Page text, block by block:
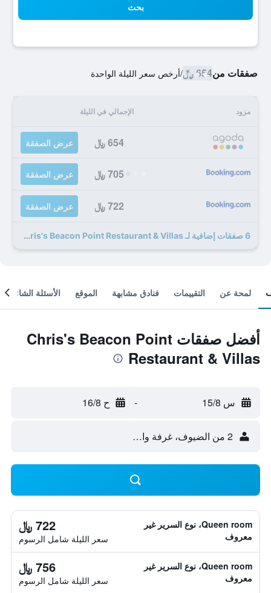
بحث
صفقات من654 ﷼ /أرخص سعر الليلة الواحدة
مزود الإجمالي في الليلة
654 ﷼ عرض الصفقة
705 ﷼ عرض الصفقة
722 ﷼ عرض الصفقة
6 صفقات إضافية لـ Chris's Beacon Point Restaurant & Villas
لمحة عن التقييمات فنادق مشابهة الموقع الأسئلة الشائعة
أفضل صفقات Chris's Beacon Point
Restaurant & Villas
س 15/8 - ح 16/8
2 من الضيوف، غرفة واحدة
Queen room، نوع السرير غير
معروف
722 ﷼
سعر الليلة شامل الرسوم
Queen room، نوع السرير غير
معروف
756 ﷼
سعر الليلة شامل الرسوم